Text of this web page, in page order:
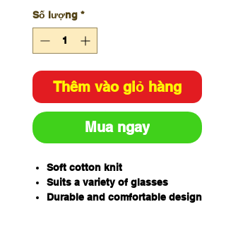
Số lượng *
Thêm vào giỏ hàng
Mua ngay
Soft cotton knit
Suits a variety of glasses
Durable and comfortable design